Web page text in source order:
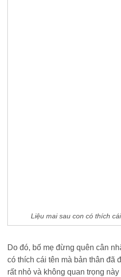
Liệu mai sau con có thích
Do đó, bố mẹ đừng quên cân
có thích cái tên mà bản thân đã
rất nhỏ và không quan trọng